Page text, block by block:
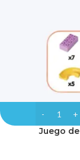
Juego